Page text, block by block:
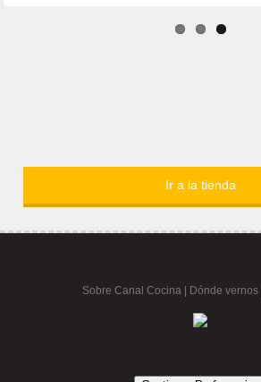
Ir a la tienda
Sobre Canal Cocina Dónde vernos |